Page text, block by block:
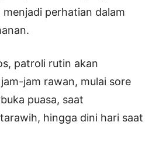
perhatian dalam
patroli rutin akan
jam rawan, mulai sore
puasa, saat
hingga dini hari saat